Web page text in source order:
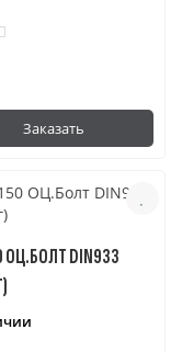
Заказать
ОЦ.БОЛТ DIN933